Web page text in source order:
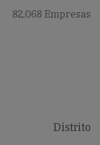
82,068 Empresas
Distrito